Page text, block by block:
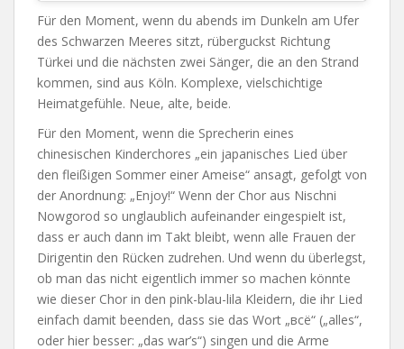
Für den Moment, wenn du abends im Dunkeln am Ufer
des Schwarzen Meeres sitzt, rüberguckst Richtung
Türkei und die nächsten zwei Sänger, die an den Strand
kommen, sind aus Köln. Komplexe, vielschichtige
Heimatgefühle. Neue, alte, beide.
Für den Moment, wenn die Sprecherin eines
chinesischen Kinderchores „ein japanisches Lied über
den fleißigen Sommer einer Ameise“ ansagt, gefolgt von
der Anordnung: „Enjoy!“ Wenn der Chor aus Nischni
Nowgorod so unglaublich aufeinander eingespielt ist,
dass er auch dann im Takt bleibt, wenn alle Frauen der
Dirigentin den Rücken zudrehen. Und wenn du überlegst,
ob man das nicht eigentlich immer so machen könnte
wie dieser Chor in den pink-blau-lila Kleidern, die ihr Lied
einfach damit beenden, dass sie das Wort „всё“ („alles“,
oder hier besser: „das war’s“) singen und die Arme